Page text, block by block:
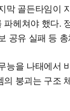
막 골든타임이
헤쳐야 했다.
공유 실패 등
능을 나태에서
의 붕괴는 구조